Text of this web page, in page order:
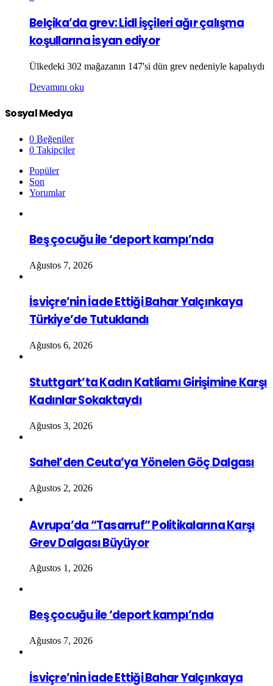
Belçika’da grev: Lidl işçileri ağır çalışma
koşullarına isyan ediyor
Ülkedeki 302 mağazanın 147'si dün grev nedeniyle kapalıydı
Devamını oku
Sosyal Medya
0 Beğeniler
0 Takipçiler
Popüler
Son
Yorumlar
Beş çocuğu ile ‘deport kampı’nda
Ağustos 7, 2026
İsviçre’nin İade Ettiği Bahar Yalçınkaya
Türkiye’de Tutuklandı
Ağustos 6, 2026
Stuttgart’ta Kadın Katliamı Girişimine Karşı
Kadınlar Sokaktaydı
Ağustos 3, 2026
Sahel’den Ceuta’ya Yönelen Göç Dalgası
Ağustos 2, 2026
Avrupa’da “Tasarruf” Politikalarına Karşı
Grev Dalgası Büyüyor
Ağustos 1, 2026
Beş çocuğu ile ‘deport kampı’nda
Ağustos 7, 2026
İsviçre’nin İade Ettiği Bahar Yalçınkaya